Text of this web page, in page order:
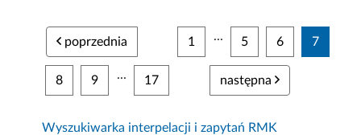
poprzednia 1 ... 5 6 7
8 9 ... 17 następna
Wyszukiwarka interpelacji i zapytań RMK